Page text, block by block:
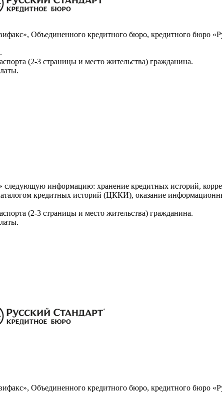
Объединенного кредитного бюро, кредитного бюро
(2-3 страницы и место жительства) гражданина.
информацию: хранение кредитных историй,
кредитных историй (ЦККИ), оказание
(2-3 страницы и место жительства) гражданина.
Объединенного кредитного бюро, кредитного бюро